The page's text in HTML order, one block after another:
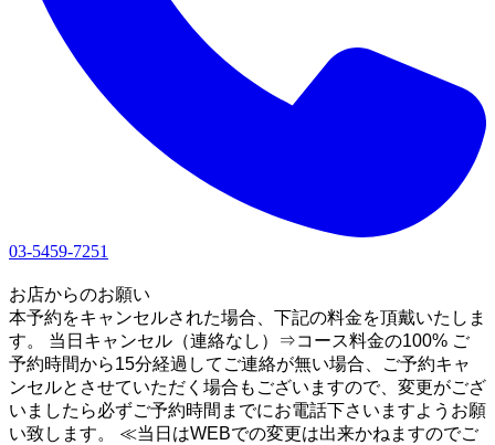
03-5459-7251
お店からのお願い
本予約をキャンセルされた場合、下記の料金を頂戴いたしま
す。 当日キャンセル（連絡なし）⇒コース料金の100% ご
予約時間から15分経過してご連絡が無い場合、ご予約キャ
ンセルとさせていただく場合もございますので、変更がござ
いましたら必ずご予約時間までにお電話下さいますようお願
い致します。 ≪当日はWEBでの変更は出来かねますのでご